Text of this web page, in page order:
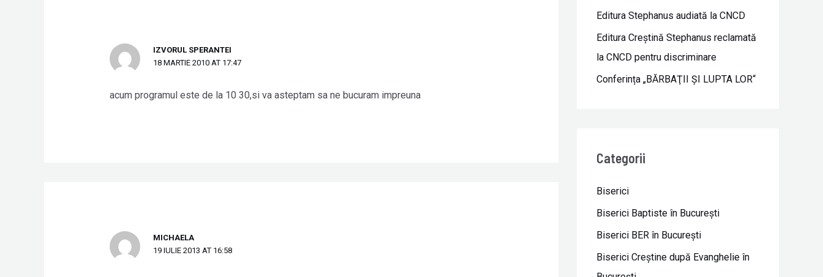
IZVORUL SPERANTEI
18 MARTIE 2010 AT 17:47
acum programul este de la 10 30,si va asteptam sa ne bucuram impreuna
MICHAELA
19 IULIE 2013 AT 16:58
Editura Stephanus audiată la CNCD
Editura Creștină Stephanus reclamată
la CNCD pentru discriminare
Conferința „BĂRBAŢII ŞI LUPTA LOR“
Categorii
Biserici
Biserici Baptiste în Bucureşti
Biserici BER în Bucureşti
Biserici Creştine după Evanghelie în